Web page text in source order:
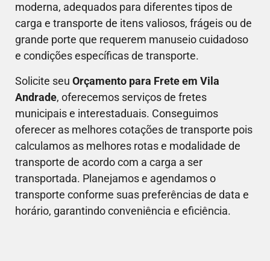
moderna, adequados para diferentes tipos de
carga e transporte de itens valiosos, frágeis ou de
grande porte que requerem manuseio cuidadoso
e condições específicas de transporte.
Solicite seu Orçamento para Frete em Vila
Andrade, oferecemos serviços de fretes
municipais e interestaduais. Conseguimos
oferecer as melhores cotações de transporte pois
calculamos as melhores rotas e modalidade de
transporte de acordo com a carga a ser
transportada. Planejamos e agendamos o
transporte conforme suas preferências de data e
horário, garantindo conveniência e eficiência.